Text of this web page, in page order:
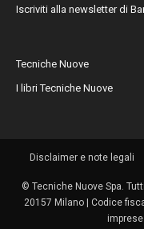
Iscriviti alla newsletter di
Tecniche Nuove
I libri Tecniche Nuove
Disclaimer e note legali
© Tecniche Nuove Spa.
20157 Milano | Codice